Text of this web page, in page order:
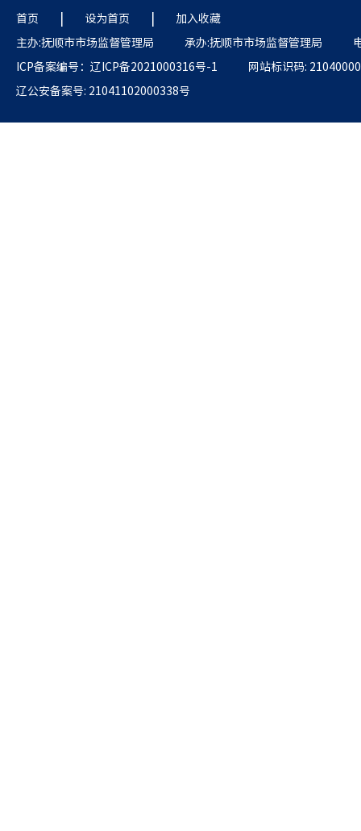
首页 | 设为首页 |
加入收藏
主办:抚顺市市场监督管理局
承办:抚顺市市场监督管理局
ICP备案编号：辽ICP备2021000316号-1
网站标识码:
辽公安备案号: 21041102000338号